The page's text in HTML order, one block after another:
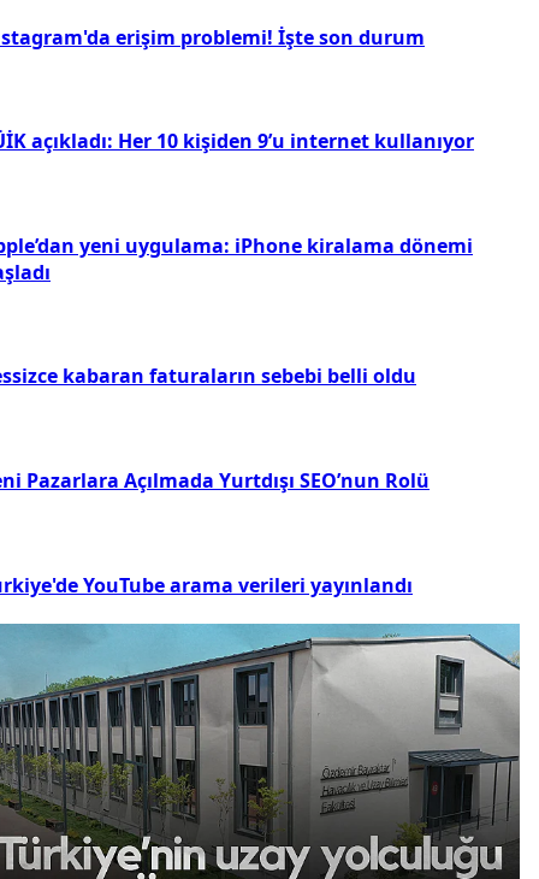
erişim problemi! İşte son durum
açıkladı: Her 10 kişiden 9’u internet kullanıyor
yeni uygulama: iPhone kiralama dönemi
kabaran faturaların sebebi belli oldu
Pazarlara Açılmada Yurtdışı SEO’nun Rolü
YouTube arama verileri yayınlandı